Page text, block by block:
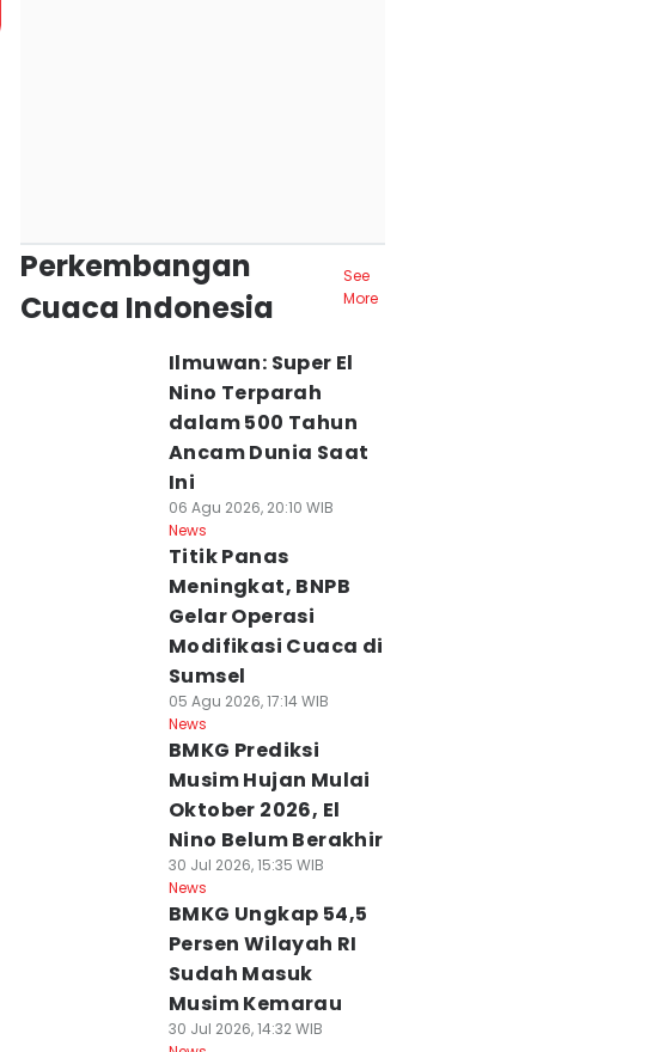
Perkembangan
Cuaca Indonesia
See
More
Ilmuwan: Super El
Nino Terparah
dalam 500 Tahun
Ancam Dunia Saat
Ini
06 Agu 2026, 20:10 WIB
News
Titik Panas
Meningkat, BNPB
Gelar Operasi
Modifikasi Cuaca di
Sumsel
05 Agu 2026, 17:14 WIB
News
BMKG Prediksi
Musim Hujan Mulai
Oktober 2026, El
Nino Belum Berakhir
30 Jul 2026, 15:35 WIB
News
BMKG Ungkap 54,5
Persen Wilayah RI
Sudah Masuk
Musim Kemarau
30 Jul 2026, 14:32 WIB